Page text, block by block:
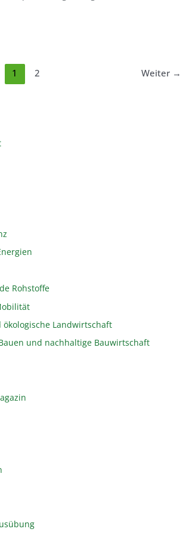
1 2 Weiter →
Rohstoffe
Landwirtschaft
und nachhaltige Bauwirtschaft